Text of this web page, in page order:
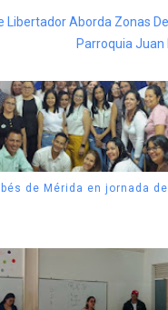
Libertador Aborda Zonas
Parroquia
de Mérida en jornada